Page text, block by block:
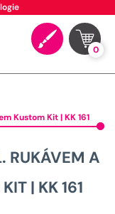
0
Kustom Kit | KK 161
RUKÁVEM A
| KK 161